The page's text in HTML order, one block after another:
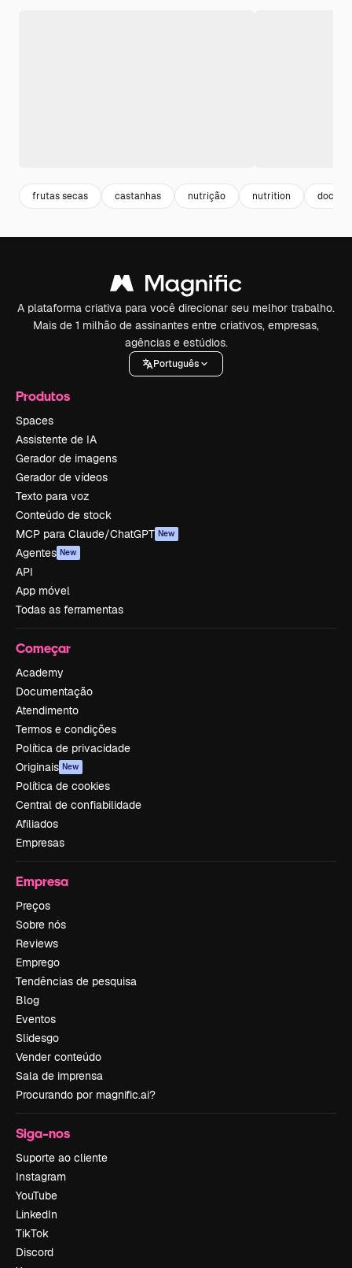
frutas secas castanhas nutrição nutrition doces
A plataforma criativa para você direcionar seu melhor trabalho.
Mais de 1 milhão de assinantes entre criativos, empresas,
agências e estúdios.
Português
Produtos
Spaces
Assistente de IA
Gerador de imagens
Gerador de vídeos
Texto para voz
Conteúdo de stock
MCP para Claude/ChatGPT New
Agentes New
API
App móvel
Todas as ferramentas
Começar
Academy
Documentação
Atendimento
Termos e condições
Política de privacidade
Originais New
Política de cookies
Central de confiabilidade
Afiliados
Empresas
Empresa
Preços
Sobre nós
Reviews
Emprego
Tendências de pesquisa
Blog
Eventos
Slidesgo
Vender conteúdo
Sala de imprensa
Procurando por magnific.ai?
Siga-nos
Suporte ao cliente
Instagram
YouTube
LinkedIn
TikTok
Discord